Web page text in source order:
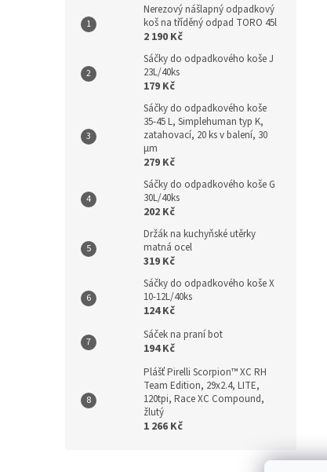
Nerezový nášlapný odpadkový
koš na tříděný odpad TORO 45l
2 190 Kč
Sáčky do odpadkového koše J
23L/40ks
179 Kč
Sáčky do odpadkového koše
35-45 L, Simplehuman typ K,
zatahovací, 20 ks v balení, 30
µm
279 Kč
Sáčky do odpadkového koše G
30L/40ks
202 Kč
Držák na kuchyňské utěrky
matná ocel
319 Kč
Sáčky do odpadkového koše X
10-12L/40ks
124 Kč
Sáček na praní bot
194 Kč
Plášť Pirelli Scorpion™ XC RH
Team Edition, 29x2.4, LITE,
120tpi, Race XC Compound,
žlutý
1 266 Kč